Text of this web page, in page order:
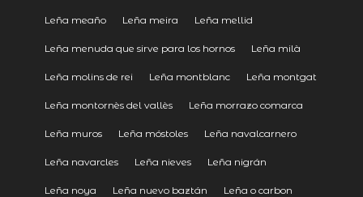
Leña meaño Leña meira Leña mellid
Leña menuda que sirve para los hornos Leña milà
Leña molins de rei Leña montblanc Leña montgat
Leña montornès del vallès Leña morrazo comarca
Leña muros Leña móstoles Leña navalcarnero
Leña navarcles Leña nieves Leña nigrán
Leña noya Leña nuevo baztán Leña o carbon